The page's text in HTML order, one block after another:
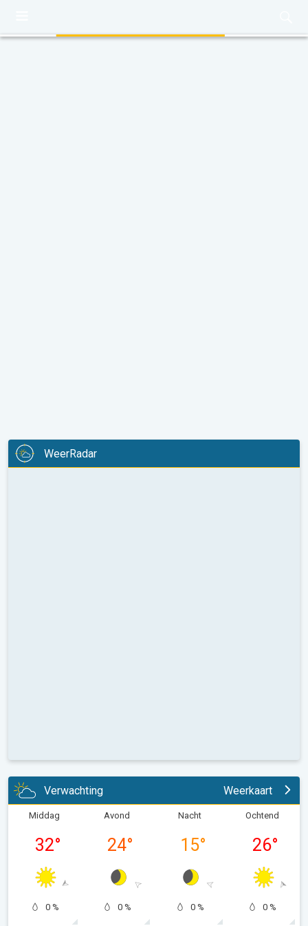
WeerRadar
Verwachting Weerkaart
Middag
32°
0 %
Avond
24°
0 %
Nacht
15°
0 %
Ochtend
26°
0 %